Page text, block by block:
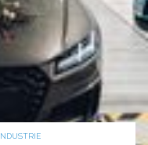
INDUSTRIE